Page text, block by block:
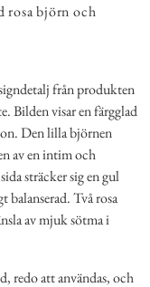
rosa björn och
från produkten
Bilden visar en färgglad
Den lilla björnen
av en intim och
sträcker sig en gul
Två rosa
av mjuk sötma i
redo att användas, och